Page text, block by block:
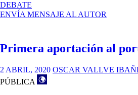
DEBATE
PROPUESTA
ENVÍA MENSAJE AL AUTOR
Primera aportación al
2 ABRIL, 2020 OSCAR VALLVE
PÚBLICA